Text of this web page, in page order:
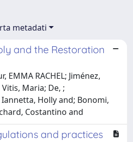
metadati
and the Restoration
EMMA RACHEL; Jiménez,
Maria; De, ;
Holly and; Bonomi,
Costantino and
and practices